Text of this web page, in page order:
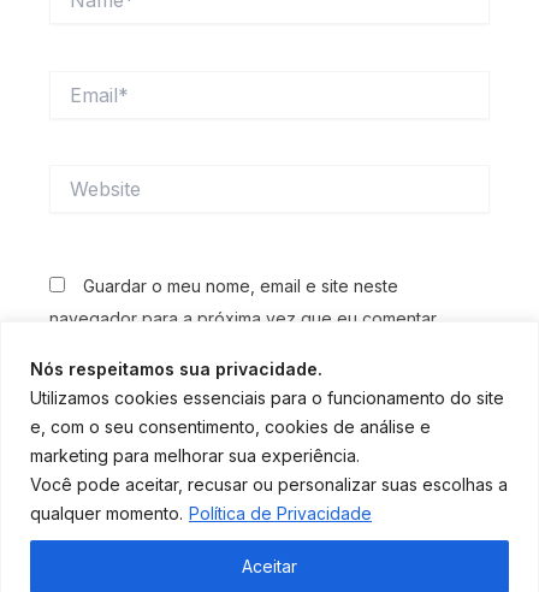
Nós respeitamos sua privacidade.
Utilizamos cookies essenciais para o funcionamento do site
e, com o seu consentimento, cookies de análise e
marketing para melhorar sua experiência.
Você pode aceitar, recusar ou personalizar suas escolhas a
qualquer momento. Política de Privacidade
Aceitar
Guardar o meu nome, email e site neste
navegador para a próxima vez que eu comentar.